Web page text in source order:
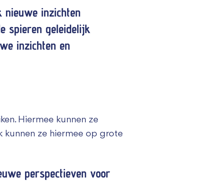
nieuwe inzichten
spieren geleidelijk
inzichten en
Hiermee kunnen ze
kunnen ze hiermee op grote
perspectieven voor